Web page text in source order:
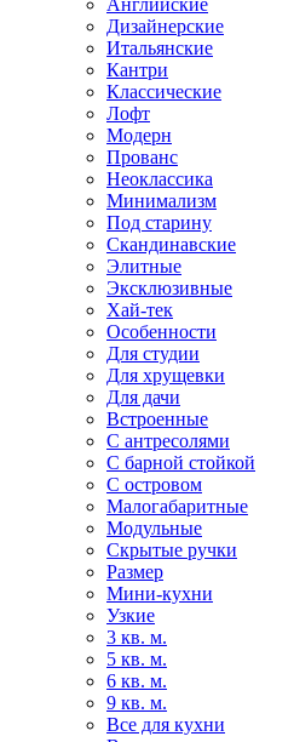
Английские
Дизайнерские
Итальянские
Кантри
Классические
Лофт
Модерн
Прованс
Неоклассика
Минимализм
Под старину
Скандинавские
Элитные
Эксклюзивные
Хай-тек
Особенности
Для студии
Для хрущевки
Для дачи
Встроенные
С антресолями
С барной стойкой
С островом
Малогабаритные
Модульные
Скрытые ручки
Размер
Мини-кухни
Узкие
3 кв. м.
5 кв. м.
6 кв. м.
9 кв. м.
Все для кухни